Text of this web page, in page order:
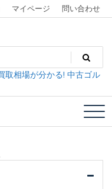
マイページ 問い合わせ
dev
フマーケット
取相場が分かる! 中古ゴル